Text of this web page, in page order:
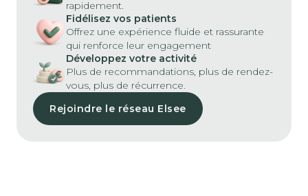
rapidement.
Fidélisez vos patients
Offrez une expérience fluide et rassurante
qui renforce leur engagement
Développez votre activité
Plus de recommandations, plus de rendez-
vous, plus de récurrence.
Rejoindre le réseau Elsee